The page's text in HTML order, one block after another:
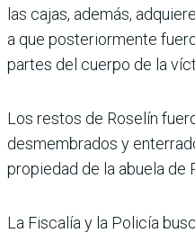
las cajas, además,
a que posteriormente
partes del cuerpo de la
Los restos de Roselín
desmembrados y
propiedad de la abuela de
La Fiscalía y la Policía